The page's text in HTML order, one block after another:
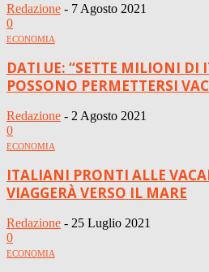
Redazione - 7 Agosto 2021
0
ECONOMIA
DATI UE: “SETTE MILIONI
POSSONO PERMETTERSI
Redazione - 2 Agosto 2021
0
ECONOMIA
ITALIANI PRONTI ALLE
VIAGGERÀ VERSO IL MARE
Redazione - 25 Luglio 2021
0
ECONOMIA